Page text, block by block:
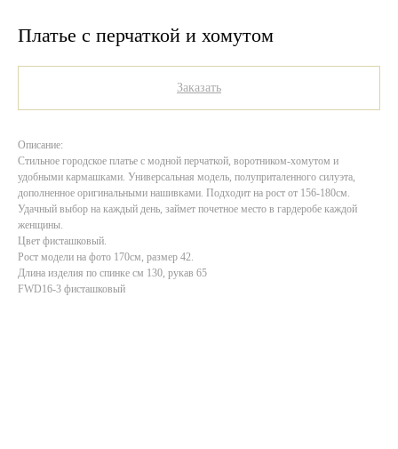
Платье с перчаткой и хомутом
Заказать
Описание:
Стильное городское платье с модной перчаткой, воротником-хомутом и
удобными кармашками. Универсальная модель, полуприталенного силуэта,
дополненное оригинальными нашивками. Подходит на рост от 156-180см.
Удачный выбор на каждый день, займет почетное место в гардеробе каждой
женщины.
Цвет фисташковый.
Рост модели на фото 170см, размер 42.
Длина изделия по спинке см 130, рукав 65
FWD16-3 фисташковый